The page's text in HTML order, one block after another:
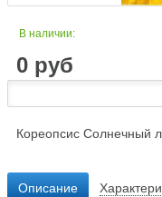
В наличии:
0 руб
Кореопсис Солнечный
Описание